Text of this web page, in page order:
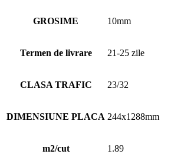
GROSIME 10mm
Termen de livrare 21-25 zile
CLASA TRAFIC 23/32
DIMENSIUNE PLACA 244x1288mm
m2/cut 1.89